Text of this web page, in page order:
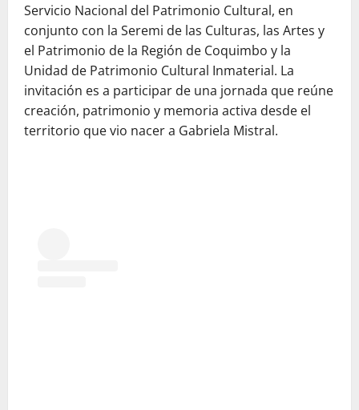
Servicio Nacional del Patrimonio Cultural, en
conjunto con la Seremi de las Culturas, las Artes y
el Patrimonio de la Región de Coquimbo y la
Unidad de Patrimonio Cultural Inmaterial. La
invitación es a participar de una jornada que reúne
creación, patrimonio y memoria activa desde el
territorio que vio nacer a Gabriela Mistral.